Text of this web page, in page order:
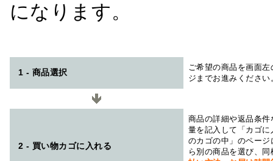
になります。
1 - 商品選択
ご希望の商品を画面
ジまでお進みください
2 - 買い物カゴに入れる
商品の詳細や返品条
量を記入して「カゴ
のカゴの中」のペー
ら別の商品を選び、